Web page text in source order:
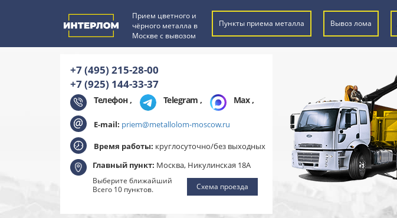
Прием цветного и
чёрного металла в
Москве с вывозом
Пункты приема металла Вывоз лома
+7 (495) 215-28-00
+7 (925) 144-33-37
Телефон , Telegram , Max,
E-mail: priem@metallolom-moscow.ru
Время работы: круглосуточно/без выходных
Главный пункт: Москва, Никулинская 18А
Выберите ближайший
Всего 10 пунктов.
Схема проезда